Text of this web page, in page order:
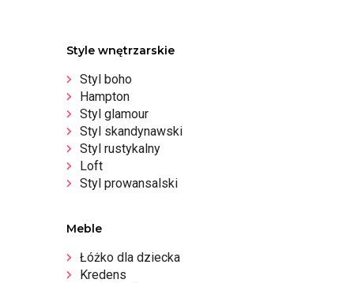
Style wnętrzarskie
Styl boho
Hampton
Styl glamour
Styl skandynawski
Styl rustykalny
Loft
Styl prowansalski
Meble
Łóżko dla dziecka
Kredens